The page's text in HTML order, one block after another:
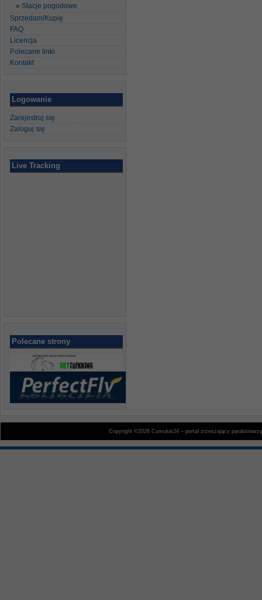
Stacje pogodowe
Sprzedam/Kupię
FAQ
Licencja
Polecane linki
Kontakt
Logowanie
Zarejestruj się
Zaloguj się
Live Tracking
Polecane strony
Copyright ©2026 Cumulus24 – portal zrzeszający